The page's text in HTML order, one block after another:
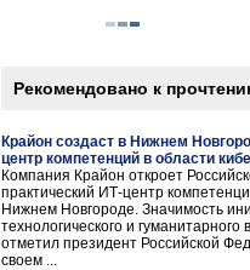
Рекомендовано к
Крайон создаст в Нижнем
центр компетенций в области
Компания Крайон откроет
практический ИТ-центр
Нижнем Новгороде. Значимость
технологического и гуманитарного
отметил президент Российской
своем ...